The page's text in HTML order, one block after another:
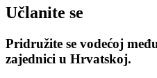
Učlanite se
Pridružite se vodećoj
zajednici u Hrvatskoj.